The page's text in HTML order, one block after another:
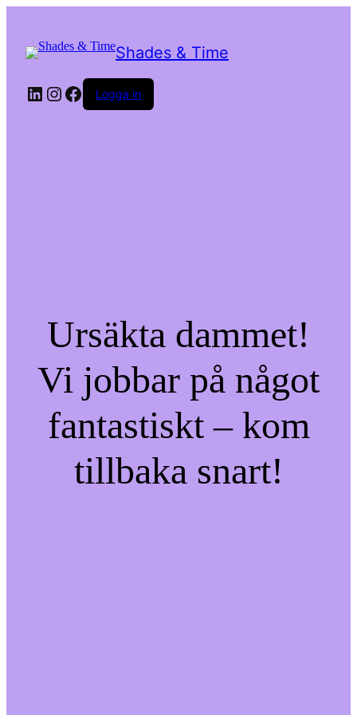
Shades & Time
LinkedIn
Instagram
Facebook
Logga in
Ursäkta dammet!
Vi jobbar på något
fantastiskt – kom
tillbaka snart!